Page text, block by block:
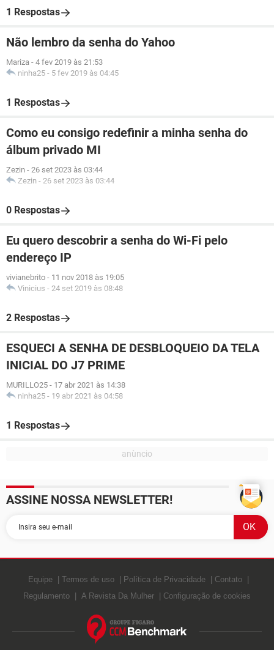
1 Respostas
Não lembro da senha do Yahoo
Mariza - 4 fev 2019 às 21:53
ninha25 - 5 fev 2019 às 04:45
1 Respostas
Como eu consigo redefinir a minha senha do
álbum privado MI
Zezin - 26 set 2023 às 03:44
Zezin - 26 set 2023 às 03:44
0 Respostas
Eu quero descobrir a senha do Wi-Fi pelo
endereço IP
vivianebrito - 11 nov 2018 às 19:05
Vinicius - 24 set 2019 às 08:48
2 Respostas
ESQUECI A SENHA DE DESBLOQUEIO DA TELA
INICIAL DO J7 PRIME
MURILLO25 - 17 abr 2021 às 14:38
ninha25 - 19 abr 2021 às 04:58
1 Respostas
ASSINE NOSSA NEWSLETTER!
Equipe Termos de uso Política de Privacidade
Contato
Regulamento
A Revista Da Mulher Configuração de cookies